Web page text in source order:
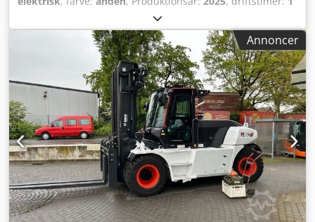
, Drivsystem: larvebånd Tomvægt: 1.910 kg Mål (L x B x H):
381 x 98 x 230 cm CE-mærkning: ja Generel tilstand: meget
god Teknisk tilstand: meget god Optisk tilstand: meget god
= Yderligere muligheder og tilbehør = -
Hammer-/sorteringsfunktion - Rotationsfunktion =
Bemærkninger = Generelt Produktionsland: Tjekkiet
Tilstand CE-type: CE 2 ekstra hydraulikfunktioner til
nedrivnings-/sorteringsgrab, cylindersikringssæt,
udtrækkeligt undervogn Chodpfx Asznrnmslnoa
Annoncer